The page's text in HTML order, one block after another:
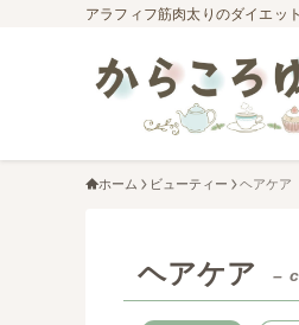
アラフィフ筋肉太りのダイエッ
ホーム ビューティー ヘアケア
ヘアケア –